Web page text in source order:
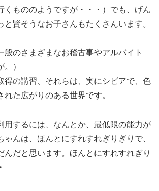
くもののようですが・・・）でも、げん
と賢そうなお子さんもたくさんいます。
般のさまざまなお稽古事やアルバイト
。）
得の講習、それらは、実にシビアで、色
れた広がりのある世界です。
用するには、なんとか、最低限の能力が
ゃんは、ほんとにすれすれぎりぎりで、
んだと思います。ほんとにすれすれぎり